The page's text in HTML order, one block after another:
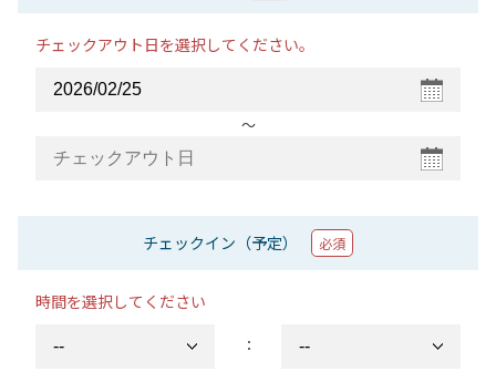
チェックアウト日を選択してください。
〜
チェックイン（予定） 必須
時間を選択してください
：